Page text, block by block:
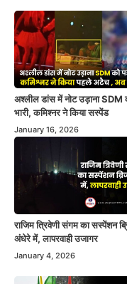
अश्लील डांस में नोट उड़ाना SDM
भारी, कमिश्नर ने किया सस्पेंड
January 16, 2026
राजिम त्रिवेणी संगम का सस्पेंशन
अंधेरे में, लापरवाही उजागर
January 4, 2026